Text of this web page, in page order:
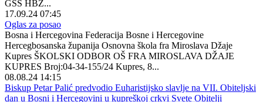
GSS HBŽ...
17.09.24 07:45
Oglas za posao
Bosna i Hercegovina Federacija Bosne i Hercegovine
Hercegbosanska županija Osnovna škola fra Miroslava Džaje
Kupres ŠKOLSKI ODBOR OŠ FRA MIROSLAVA DŽAJE
KUPRES Broj:04-34-155/24 Kupres, 8...
08.08.24 14:15
Biskup Petar Palić predvodio Euharistijsko slavlje na VII. Obiteljski
dan u Bosni i Hercegovini u kupreškoj crkvi Svete Obitelji